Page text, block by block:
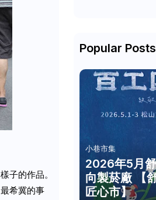
子的作品。
希冀的事
Popular Posts
小巷市集
2026年5月
向製菸廠 【
匠心市】